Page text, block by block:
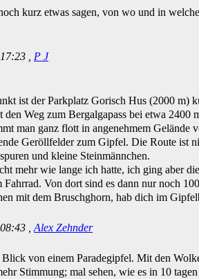
kurz etwas sagen, von wo und in
, P J
ist der Parkplatz Gorisch Hus (2000 m)
den Weg zum Bergalgapass bei etwa 2400
man ganz flott in angenehmem Gelände
Geröllfelder zum Gipfel. Die Route ist
und kleine Steinmännchen.
mehr wie lange ich hatte, ich ging aber
Von dort sind es dann nur noch
mit dem Bruschghorn, hab dich im
, Alex Zehnder
Blick von einem Paradegipfel. Mit den
Stimmung; mal sehen, wie es in 10